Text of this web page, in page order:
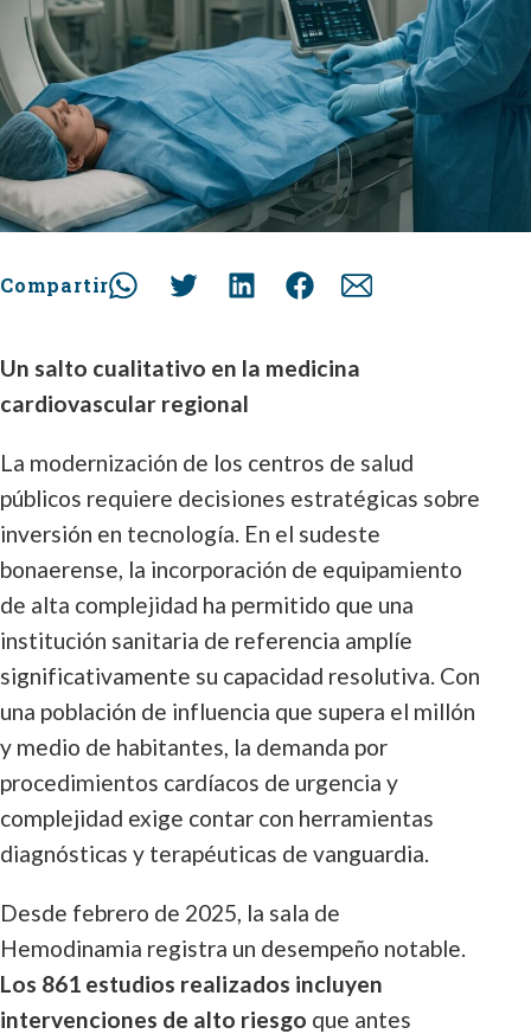
Compartir
Un salto cualitativo en la medicina
cardiovascular regional
La modernización de los centros de salud
públicos requiere decisiones estratégicas sobre
inversión en tecnología. En el sudeste
bonaerense, la incorporación de equipamiento
de alta complejidad ha permitido que una
institución sanitaria de referencia amplíe
significativamente su capacidad resolutiva. Con
una población de influencia que supera el millón
y medio de habitantes, la demanda por
procedimientos cardíacos de urgencia y
complejidad exige contar con herramientas
diagnósticas y terapéuticas de vanguardia.
Desde febrero de 2025, la sala de
Hemodinamia registra un desempeño notable.
Los 861 estudios realizados incluyen
intervenciones de alto riesgo que antes